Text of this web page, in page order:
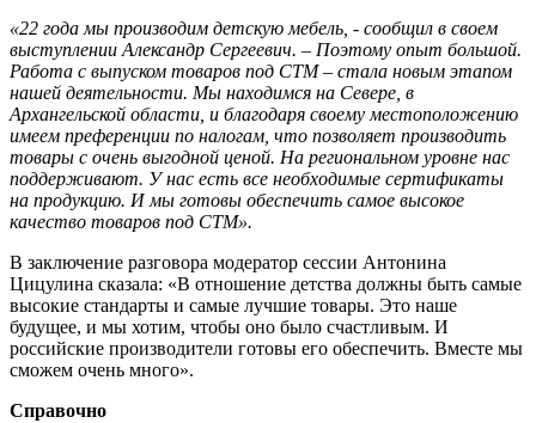
«22 года мы производим детскую мебель, - сообщил в своем
выступлении Александр Сергеевич. – Поэтому опыт большой.
Работа с выпуском товаров под СТМ – стала новым этапом
нашей деятельности. Мы находимся на Севере, в
Архангельской области, и благодаря своему местоположению
имеем преференции по налогам, что позволяет производить
товары с очень выгодной ценой. На региональном уровне нас
поддерживают. У нас есть все необходимые сертификаты
на продукцию. И мы готовы обеспечить самое высокое
качество товаров под СТМ».
В заключение разговора модератор сессии Антонина
Цицулина сказала: «В отношение детства должны быть самые
высокие стандарты и самые лучшие товары. Это наше
будущее, и мы хотим, чтобы оно было счастливым. И
российские производители готовы его обеспечить. Вместе мы
сможем очень много».
Справочно